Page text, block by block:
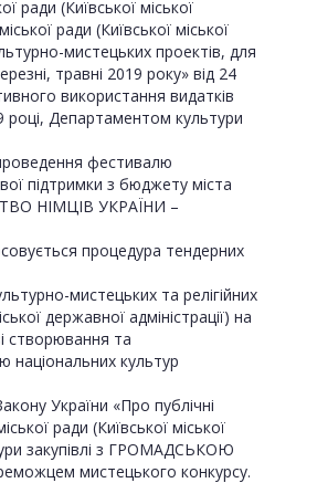
ради (Київської міської
ради (Київської міської
мистецьких проектів, для
травні 2019 року» від 24
використання видатків
році, Департаментом культури
фестивалю
підтримки з бюджету міста
НІМЦІВ УКРАЇНИ –
процедура тендерних
мистецьких та релігійних
державної адміністрації) на
створювання та
національних культур
України «Про публічні
ради (Київської міської
закупівлі з ГРОМАДСЬКОЮ
мистецького конкурсу.